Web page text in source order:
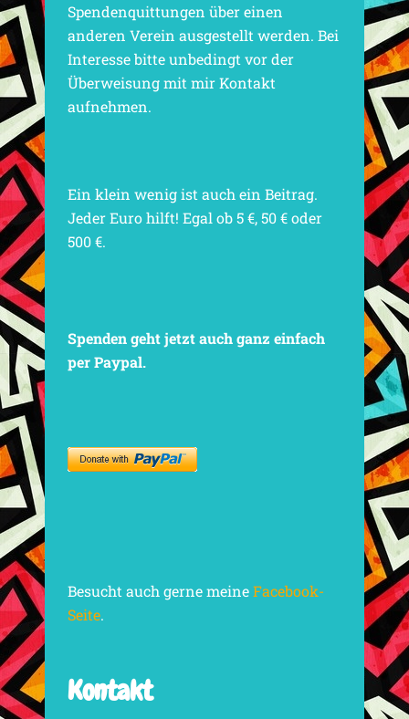
Spendenquittungen über einen
anderen Verein ausgestellt werden. Bei
Interesse bitte unbedingt vor der
Überweisung mit mir Kontakt
aufnehmen.
Ein klein wenig ist auch ein Beitrag.
Jeder Euro hilft! Egal ob 5 €, 50 € oder
500 €.
Spenden geht jetzt auch ganz einfach
per Paypal.
Besucht auch gerne meineFacebook-
Seite.
Kontakt